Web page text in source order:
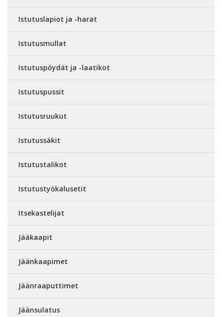
Istutuslapiot ja -harat
Istutusmullat
Istutuspöydät ja -laatikot
Istutuspussit
Istutusruukut
Istutussäkit
Istutustalikot
Istutustyökalusetit
Itsekastelijat
Jääkaapit
Jäänkaapimet
Jäänraaputtimet
Jäänsulatus